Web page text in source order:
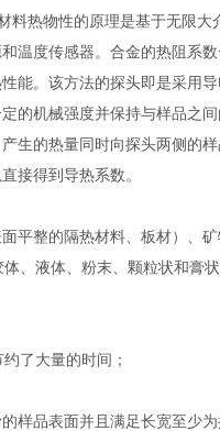
热物性的原理是基于无限
温度传感器。合金的热阻系
能。该方法的探头即是采用
的机械强度并保持与样品之
生的热量同时向探头两侧的
接得到导热系数。
平整的隔热材料、板材）、
、液体、粉末、颗粒状和膏
了大量的时间；
样品表面并且满足长宽至少为